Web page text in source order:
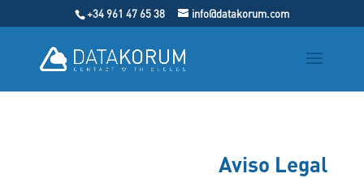
+34 961 47 65 38 info@datakorum.com
Aviso Legal